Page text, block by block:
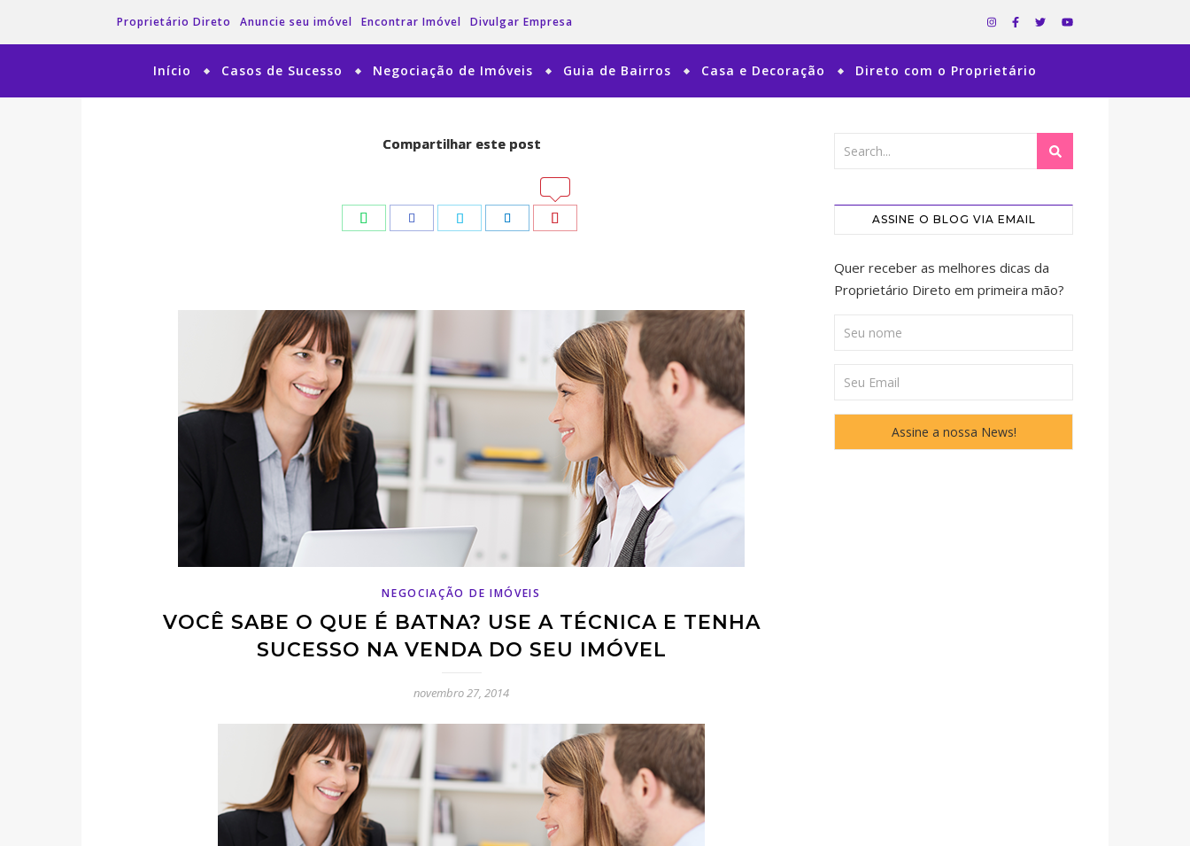
Proprietário Direto Anuncie seu imóvel Encontrar Imóvel Divulgar Empresa
Início Casos de Sucesso Negociação de Imóveis Guia de Bairros Casa e Decoração Direto com o Proprietário
NEGOCIAÇÃO DE IMÓVEIS
VOCÊ SABE O QUE É BATNA? USE A TÉCNICA E TENHA
SUCESSO NA VENDA DO SEU IMÓVEL
novembro 27, 2014
Compartilhar este post
WhatsAppFacebook LinkedIn
Compartilhar este post
WhatsAppFacebook LinkedIn ASSINE O BLOG VIA EMAIL
Quer receber as melhores dicas da
Proprietário Direto em primeira mão?